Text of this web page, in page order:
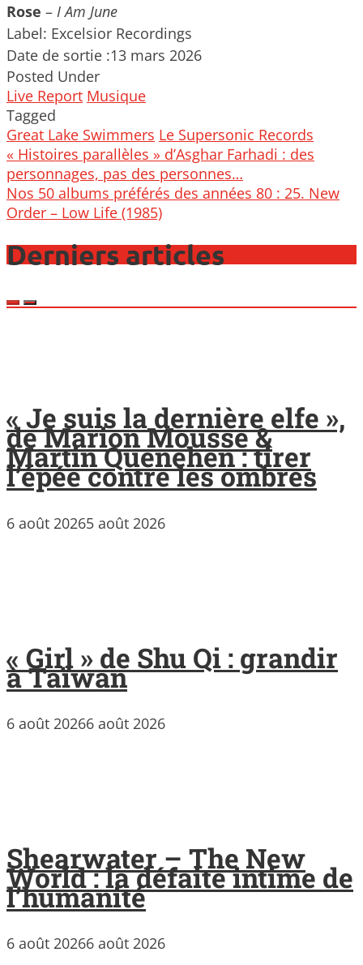
Rose – I Am June
Label: Excelsior Recordings
Date de sortie :13 mars 2026
Posted Under
Live Report Musique
Tagged
Great Lake Swimmers Le Supersonic Records
Post
navigation
« Histoires parallèles » d’Asghar Farhadi : des
personnages, pas des personnes…
Nos 50 albums préférés des années 80 : 25. New
Order – Low Life (1985)
Derniers articles
« Je suis la dernière elfe »,
de Marion Mousse &
Martin Quenehen : tirer
l’épée contre les ombres
6 août 20265 août 2026
« Girl » de Shu Qi : grandir
à Taïwan
6 août 20266 août 2026
Shearwater – The New
World : la défaite intime de
l’humanité
6 août 20266 août 2026